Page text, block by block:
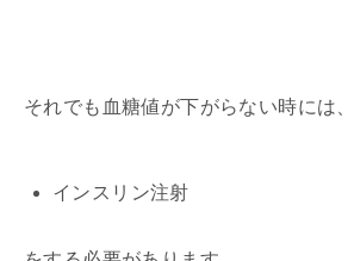
それでも血糖値が下がらない時には、
インスリン注射